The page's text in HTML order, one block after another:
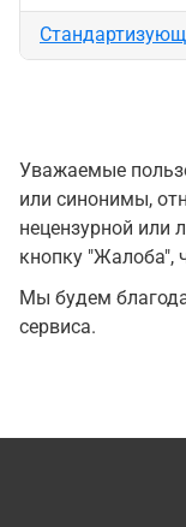
Уважаемые
или синонимы,
нецензурной или
кнопку "Жалоба",
Мы будем
сервиса.